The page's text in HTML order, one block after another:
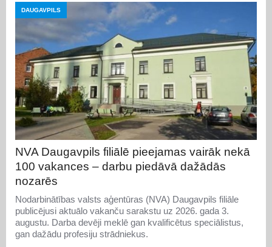
DAUGAVPILS
NVA Daugavpils filiālē pieejamas vairāk nekā
100 vakances – darbu piedāvā dažādās
nozarēs
Nodarbinātības valsts aģentūras (NVA) Daugavpils filiāle
publicējusi aktuālo vakanču sarakstu uz 2026. gada 3.
augustu. Darba devēji meklē gan kvalificētus speciālistus,
gan dažādu profesiju strādniekus.